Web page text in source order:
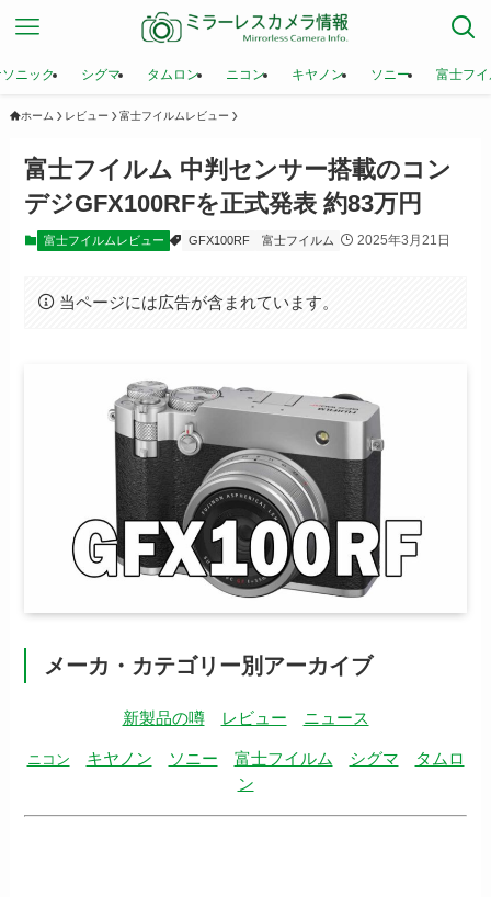
ニック シグマ タムロン ニコン キヤノン ソニー 富士フ
ホーム レビュー 富士フイルムレビュー
富士フイルム 中判センサー搭載のコン
デジGFX100RFを正式発表 約83万円
富士フイルムレビュー GFX100RF 富士フイルム 2025年3月21日
当ページには広告が含まれています。
メーカ・カテゴリー別アーカイブ
新製品の噂 レビュー ニュース
ニコン キヤノン ソニー 富士フイルム シグマ
タムロ
ン